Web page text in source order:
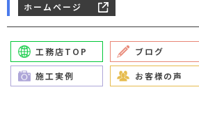
ホームページ
工務店TOP ブログ
施工実例 お客様の声